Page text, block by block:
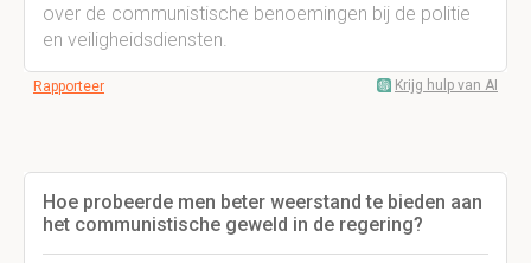
over de communistische benoemingen bij de politie
en veiligheidsdiensten.
Rapporteer Krijg hulp van AI
Hoe probeerde men beter weerstand te bieden aan
het communistische geweld in de regering?